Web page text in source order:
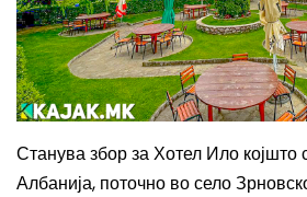
Станува збор за Хотел Ило којшто
Албанија, поточно во село